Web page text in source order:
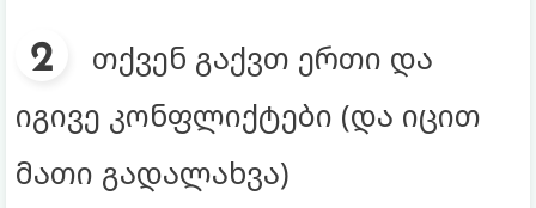
თქვენ გაქვთ ერთი და
იგივე კონფლიქტები (და იცით
მათი გადალახვა)